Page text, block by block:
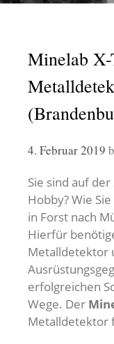
Minelab
4. Februar 2019
Sie sind auf
Hobby? Wie
in Forst nach
Hierfür
Metalldetektor
erfolgreichen
Wege. Der
Metalldetektor